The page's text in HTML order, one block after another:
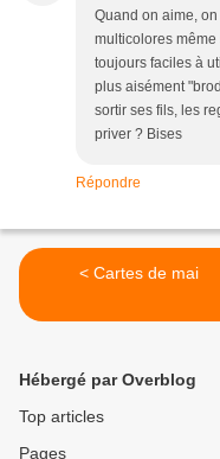
Quand on aime,
multicolores
toujours faciles à
plus aisément
sortir ses fils, les
priver ? Bises
Répondre
< Cartes de mai
Hébergé par Overblog
Top articles
Pages